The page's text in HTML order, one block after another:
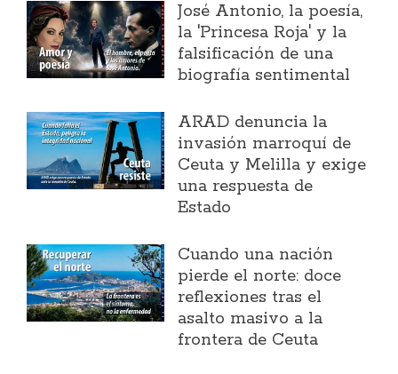
José Antonio, la poesía,
la 'Princesa Roja' y la
falsificación de una
biografía sentimental
ARAD denuncia la
invasión marroquí de
Ceuta y Melilla y exige
una respuesta de
Estado
Cuando una nación
pierde el norte: doce
reflexiones tras el
asalto masivo a la
frontera de Ceuta